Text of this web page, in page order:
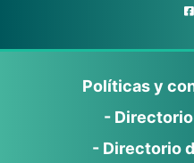
Políticas y
-
- Directorio